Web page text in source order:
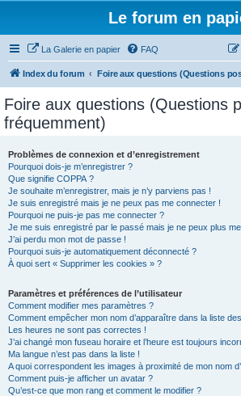
Le forum en
La Galerie en papier FAQ
Index du forum Foire aux questions (Questions
Foire aux questions (Questions
fréquemment)
Problèmes de connexion et d’enregistrement
Pourquoi dois-je m’enregistrer ?
Que signifie COPPA ?
Je souhaite m’enregistrer, mais je n’y parviens pas !
Je suis enregistré mais je ne peux pas me connecter !
Pourquoi ne puis-je pas me connecter ?
Je me suis enregistré par le passé mais je ne peux plus
J’ai perdu mon mot de passe !
Pourquoi suis-je automatiquement déconnecté ?
À quoi sert « Supprimer les cookies » ?
Paramètres et préférences de l’utilisateur
Comment modifier mes paramètres ?
Comment empêcher mon nom d’apparaître dans la liste
Les heures ne sont pas correctes !
J’ai changé mon fuseau horaire et l’heure est toujours
Ma langue n’est pas dans la liste !
A quoi correspondent les images à proximité de mon nom
Comment puis-je afficher un avatar ?
Qu’est-ce que mon rang et comment le modifier ?